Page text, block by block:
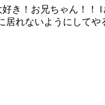
き！お兄ちゃん！！
れないようにしてや